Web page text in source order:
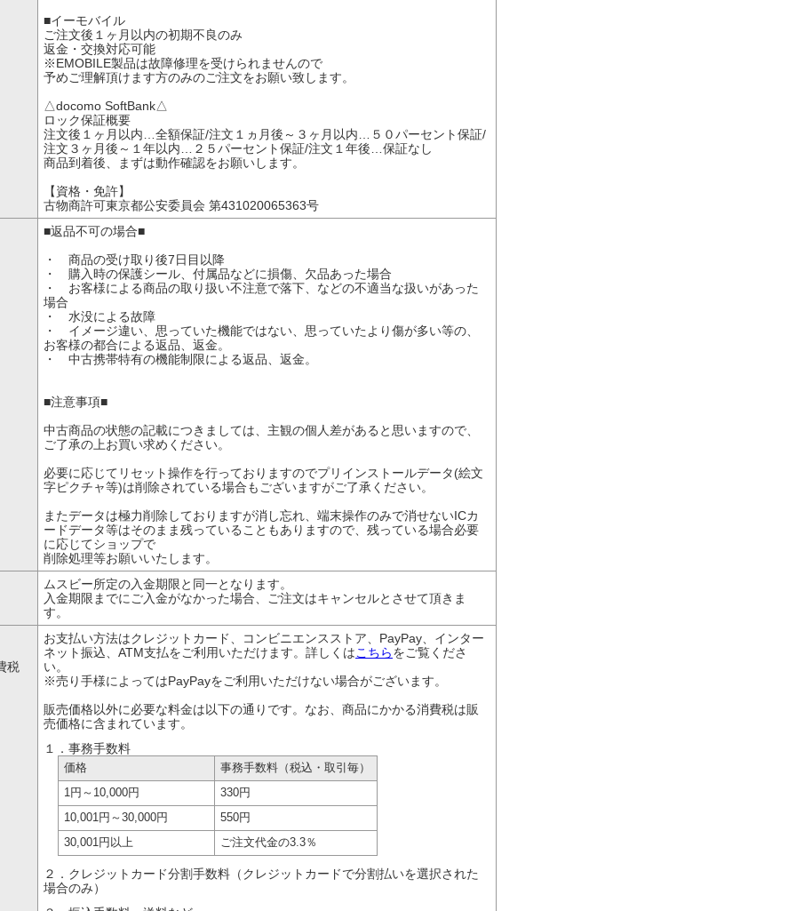
■イーモバイル
ご注文後１ヶ月以内の初期不良のみ
返金・交換対応可能
※EMOBILE製品は故障修理を受けられませんので
予めご理解頂けます方のみのご注文をお願い致します。
△docomo SoftBank△
ロック保証概要
注文後１ヶ月以内…全額保証/注文１ヵ月後～３ヶ月以内…５０パーセント保証/
注文３ヶ月後～１年以内…２５パーセント保証/注文１年後…保証なし
商品到着後、まずは動作確認をお願いします。
【資格・免許】
古物商許可東京都公安委員会 第431020065363号
■返品不可の場合■
・ 商品の受け取り後7日目以降
・ 購入時の保護シール、付属品などに損傷、欠品あった場合
・ お客様による商品の取り扱い不注意で落下、などの不適当な扱いがあった
場合
・ 水没による故障
・ イメージ違い、思っていた機能ではない、思っていたより傷が多い等の、
お客様の都合による返品、返金。
・ 中古携帯特有の機能制限による返品、返金。
■注意事項■
中古商品の状態の記載につきましては、主観の個人差があると思いますので、
ご了承の上お買い求めください。
必要に応じてリセット操作を行っておりますのでプリインストールデータ(絵文
字ピクチャ等)は削除されている場合もございますがご了承ください。
またデータは極力削除しておりますが消し忘れ、端末操作のみで消せないICカ
ードデータ等はそのまま残っていることもありますので、残っている場合必要
に応じてショップで
削除処理等お願いいたします。
ムスビー所定の入金期限と同一となります。
入金期限までにご入金がなかった場合、ご注文はキャンセルとさせて頂きま
す。
税
お支払い方法はクレジットカード、コンビニエンスストア、PayPay、インター
ネット振込、ATM支払をご利用いただけます。詳しくはこちらをご覧くださ
い。
※売り手様によってはPayPayをご利用いただけない場合がございます。
販売価格以外に必要な料金は以下の通りです。なお、商品にかかる消費税は販
売価格に含まれています。
１．事務手数料
価格 事務手数料 （税込・取引毎）
1円 ～10,000円
330円
10,001円 ～30,000円
550円
30,001円以上
ご注文代金の3.3％
２．クレジットカード分割手数料（クレジットカードで分割払いを選択された
場合のみ）